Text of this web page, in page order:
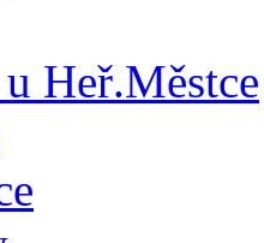
Heř.Městce